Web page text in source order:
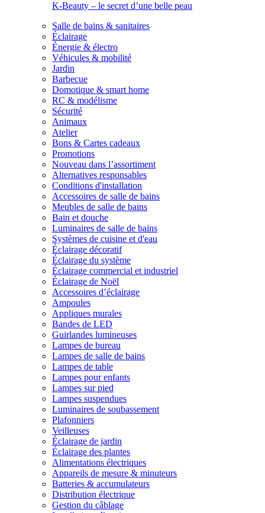
K-Beauty – le secret d’une belle peau
Salle de bains & sanitaires
Éclairage
Énergie & électro
Véhicules & mobilité
Jardin
Barbecue
Domotique & smart home
RC & modélisme
Sécurité
Animaux
Atelier
Bons & Cartes cadeaux
Promotions
Nouveau dans l’assortiment
Alternatives responsables
Conditions d'installation
Accessoires de salle de bains
Meubles de salle de bains
Bain et douche
Luminaires de salle de bains
Systèmes de cuisine et d'eau
Éclairage décoratif
Éclairage du système
Éclairage commercial et industriel
Éclairage de Noël
Accessoires d’éclairage
Ampoules
Appliques murales
Bandes de LED
Guirlandes lumineuses
Lampes de bureau
Lampes de salle de bains
Lampes de table
Lampes pour enfants
Lampes sur pied
Lampes suspendues
Luminaires de soubassement
Plafonniers
Veilleuses
Éclairage de jardin
Éclairage des plantes
Alimentations électriques
Appareils de mesure & minuteurs
Batteries & accumulateurs
Distribution électrique
Gestion du câblage